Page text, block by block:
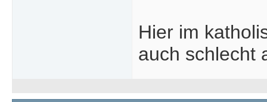
Hier im
auch schlecht